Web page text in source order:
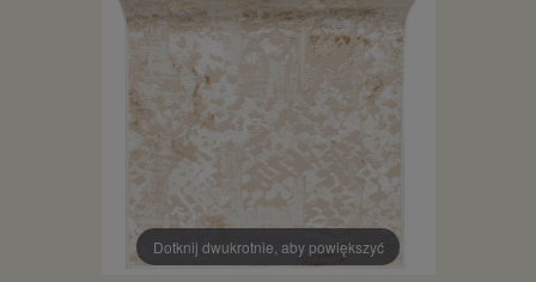
Dotknij dwukrotnie, aby powiększyć